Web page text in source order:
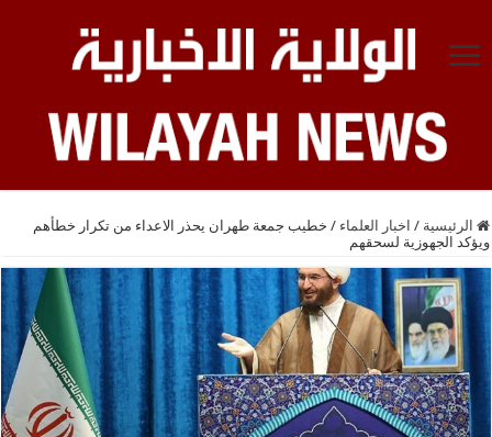
الرئيسية / اخبار العلماء / خطيب جمعة طهران يحذر الاعداء من تكرار خطأهم
ويؤكد الجهوزية لسحقهم